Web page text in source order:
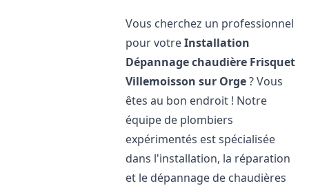
Vous cherchez un professionnel
pour votreInstallation
Dépannage chaudière Frisquet
Villemoisson sur Orge? Vous
êtes au bon endroit ! Notre
équipe de plombiers
expérimentés est spécialisée
dans l'installation, la réparation
et le dépannage de chaudières